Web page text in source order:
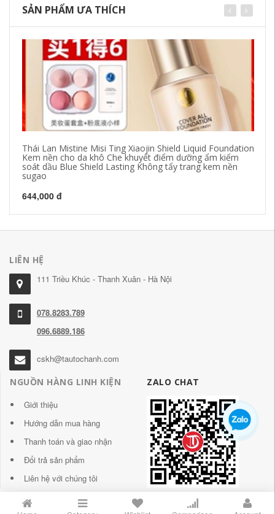
SẢN PHẨM ƯA THÍCH
Thái Lan Mistine Misi Ting Xiaojin Shield Liquid Foundation
Kem nền cho da khô Che khuyết điểm dưỡng ẩm kiểm
soát dầu Blue Shield Lasting Không tẩy trang kem nền
sugao
644,000 đ
LIÊN HỆ
111 Triều Khúc - Thanh Xuân - Hà Nội
078.8283.789
096.6889.186
cskh@tautochanh.com
NGUỒN HÀNG LINH KIỆN
Giới thiệu
Hướng dẫn mua hàng
Thanh toán và giao nhận
Đổi trả sản phẩm
Liên hệ với chúng tôi
ZALO CHAT